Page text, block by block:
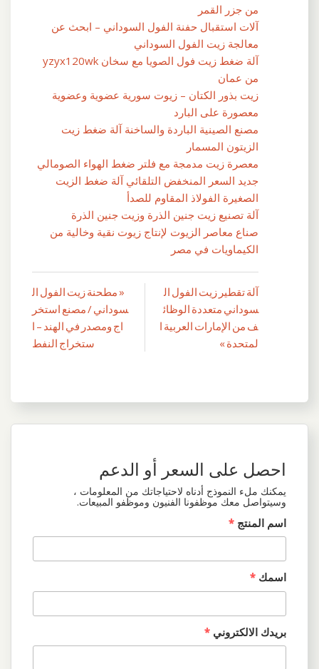
من جزر القمر
آلات استقبال حفنة الفول السوداني – ابحث عن
معالجة زيت الفول السوداني
آلة ضغط زيت فول الصويا مع سخان yzyx120wk
من عمان
زيت بذور الكتان – زيوت سورية عضوية وعضوية
معصورة على البارد
مصنع الصينية الباردة والساخنة آلة ضغط زيت
الزيتون المسمار
معصرة زيت مدمجة مع فلتر ضغط الهواء الصومالي
جديد السعر المنخفض التلقائي آلة ضغط الزيت
الصغيرة الفولاذ المقاوم للصدأ
آلة تصنيع زيت جنين الذرة وزيت جنين الذرة
صناع معاصر الزيوت لإنتاج زيوت نقية وخالية من
الكيماويات في مصر
تصفّح
المقالات
« مطحنة زيت الفول ال
سوداني / مصنع استخر
اج ومصدر في الهند – ا
ستخراج النفط
آلة تقطير زيت الفول ال
سوداني متعددة الوظائ
ف من الإمارات العربية ا
لمتحدة »
احصل على السعر أو الدعم
يمكنك ملء النموذج أدناه لاحتياجاتك من المعلومات ،
وسيتواصل معك موظفونا الفنيون وموظفو المبيعات.
اسم المنتج *
اسمك *
بريدك الالكتروني *